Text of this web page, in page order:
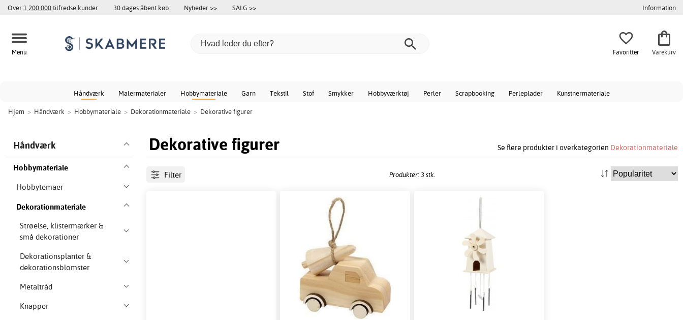
Over1 200 000tilfredse kunder 30 dages åbent køb Nyheder >> SALG >> Information
Menu Favoritter Varekurv
Håndværk Malermaterialer Hobbymateriale Garn Tekstil Stof Smykker Hobbyværktøj Perler Scrapbooking Perleplader Kunstnermateriale
Hjem > Håndværk > Hobbymateriale > Dekorationmateriale > Dekorative figurer
Dekorative figurer Se flere produkter i overkategorien Dekorationmateriale
Håndværk
Hobbymateriale
Hobbytemaer
Dekorationmateriale
Strøelse, klistermærker &
små dekorationer
Dekorationsplanter &
dekorationsblomster
Metaltråd
Knapper
Filter Produkter: 3 stk.